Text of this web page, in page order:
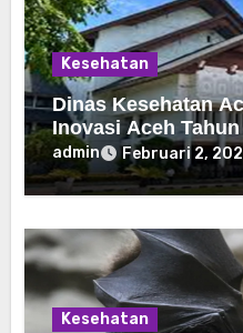
Kesehatan
Dinas Kesehatan
Inovasi Aceh Tahun
admin Februari 2,
Kesehatan